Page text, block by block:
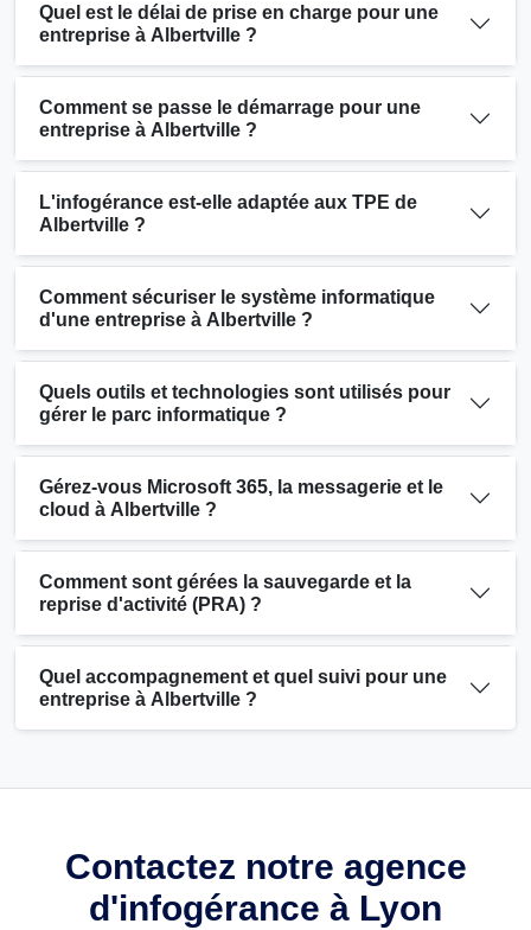
Quel est le délai de prise en charge pour une
entreprise à Albertville ?
Comment se passe le démarrage pour une
entreprise à Albertville ?
L'infogérance est-elle adaptée aux TPE de
Albertville ?
Comment sécuriser le système informatique
d'une entreprise à Albertville ?
Quels outils et technologies sont utilisés pour
gérer le parc informatique ?
Gérez-vous Microsoft 365, la messagerie et le
cloud à Albertville ?
Comment sont gérées la sauvegarde et la
reprise d'activité (PRA) ?
Quel accompagnement et quel suivi pour une
entreprise à Albertville ?
Contactez notre agence
d'infogérance à Lyon